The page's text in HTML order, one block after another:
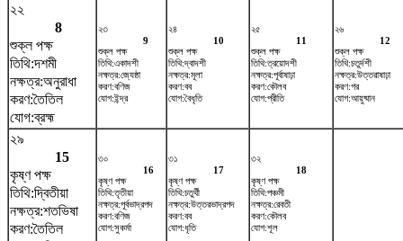
২২
8
শুক্ল পক্ষ
তিথি:দশমী
নক্ষত্র:অনুরাধা
করণ:তৈতিল
যোগ:ব্রহ্ম
২৩
9
শুক্ল পক্ষ
তিথি:একাদশী
নক্ষত্র:জ্যেষ্ঠা
করণ:বণিজ
যোগ:ইন্দ্র
২৪
10
শুক্ল পক্ষ
তিথি:দ্বাদশী
নক্ষত্র:মূলা
করণ:বব
যোগ:বৈধৃতি
২৫
11
শুক্ল পক্ষ
তিথি:ত্রয়োদশী
নক্ষত্র:পূর্বাষাঢ়া
করণ:কৌলব
যোগ:প্রীতি
২৬
12
শুক্ল পক্ষ
তিথি:চতুর্দশী
নক্ষত্র:উত্তরাষাঢ়া
করণ:গর
যোগ:আয়ুষ্মান
২৯
15
কৃষ্ণ পক্ষ
তিথি:দ্বিতীয়া
নক্ষত্র:শতভিষ‌া
করণ:তৈতিল
৩০
16
কৃষ্ণ পক্ষ
তিথি:তৃতীয়া
নক্ষত্র:পূর্বভাদ্রপদ
করণ:বণিজ
যোগ:সুকর্মা
৩১
17
কৃষ্ণ পক্ষ
তিথি:চতুর্থী
নক্ষত্র:উত্তরভাদ্রপদ
করণ:বব
যোগ:ধৃতি
৩২
18
কৃষ্ণ পক্ষ
তিথি:পঞ্চমী
নক্ষত্র:রেবতী
করণ:কৌলব
যোগ:শূল